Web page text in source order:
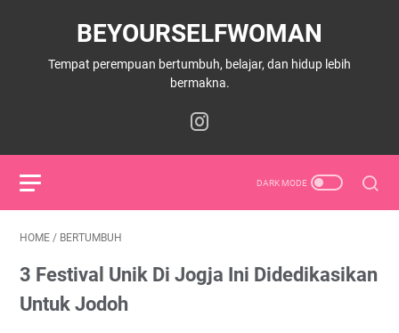
BEYOURSELFWOMAN
Tempat perempuan bertumbuh, belajar, dan hidup lebih
bermakna.
HOME / BERTUMBUH
3 Festival Unik Di Jogja Ini Didedikasikan
Untuk Jodoh